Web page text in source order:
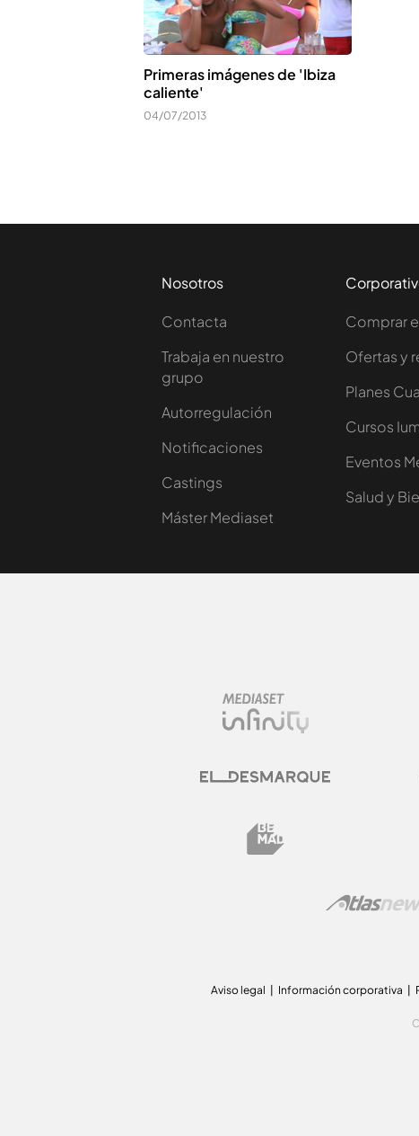
Primeras imágenes de 'Ibiza
caliente'
04/07/2013
Nosotros
Contacta
Trabaja en nuestro
grupo
Autorregulación
Notificaciones
Castings
Máster Mediaset
Comprar
Ofertas y
Planes
Cursos
Eventos
Salud y
Aviso legal Información corporativa